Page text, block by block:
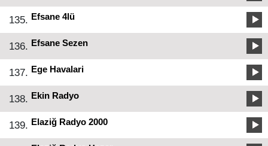
135. Efsane 4lü
136. Efsane Sezen
137. Ege Havalari
138. Ekin Radyo
139. Elaziğ Radyo 2000